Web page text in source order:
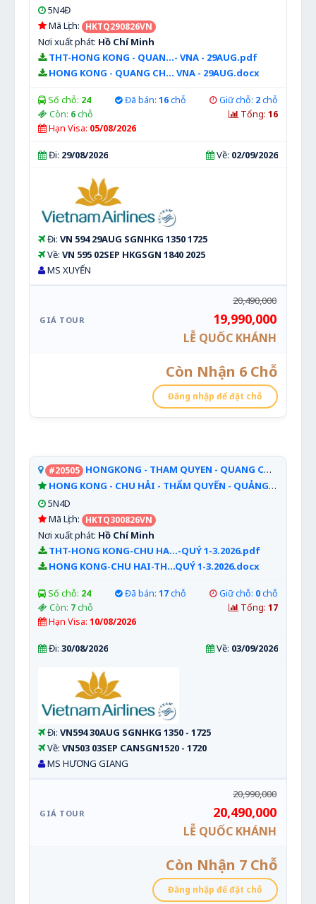
5N4Đ
Mã Lịch: HKTQ290826VN
Nơi xuất phát: Hồ Chí Minh
THT-HONG KONG - QUAN...- VNA - 29AUG.pdf
HONG KONG - QUANG CH... VNA - 29AUG.docx
Số chỗ: 24 Đã bán: 16chỗ Giữ chỗ: 2chỗ
Còn: 6chỗ Tổng: 16
Hạn Visa: 05/08/2026
Đi: 29/08/2026 Về: 02/09/2026
Đi: VN 594 29AUG SGNHKG 1350 1725
Về: VN 595 02SEP HKGSGN 1840 2025
MS XUYẾN
20,490,000
19,990,000
LỄ QUỐC KHÁNH
Còn Nhận 6 Chỗ
Đăng nhập để đặt chỗ
#20505 HONGKONG - THAM QUYEN - QUANG CHAU
HONG KONG - CHU HẢI - THẨM QUYẾN - QUẢNG CHÂU
5N4D
Mã Lịch: HKTQ300826VN
Nơi xuất phát: Hồ Chí Minh
THT-HONG KONG-CHU HA...-QUÝ 1-3.2026.pdf
HONG KONG-CHU HAI-TH...QUÝ 1-3.2026.docx
Số chỗ: 24 Đã bán: 17chỗ Giữ chỗ: 0chỗ
Còn: 7chỗ Tổng: 17
Hạn Visa: 10/08/2026
Đi: 30/08/2026 Về: 03/09/2026
Đi: VN594 30AUG SGNHKG 1350 - 1725
Về: VN503 03SEP CANSGN1520 - 1720
MS HƯƠNG GIANG
20,990,000
20,490,000
LỄ QUỐC KHÁNH
Còn Nhận 7 Chỗ
Đăng nhập để đặt chỗ